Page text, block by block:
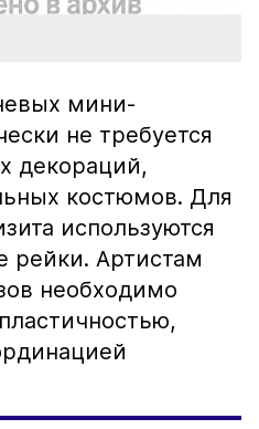
мини-
не требуется
декораций,
костюмов. Для
используются
рейки. Артистам
необходимо